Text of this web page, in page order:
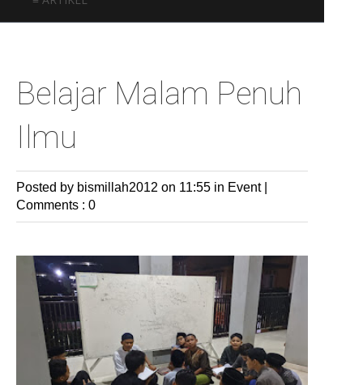
Belajar Malam Penuh
Ilmu
Posted by bismillah2012 on 11:55 in Event
Comments : 0